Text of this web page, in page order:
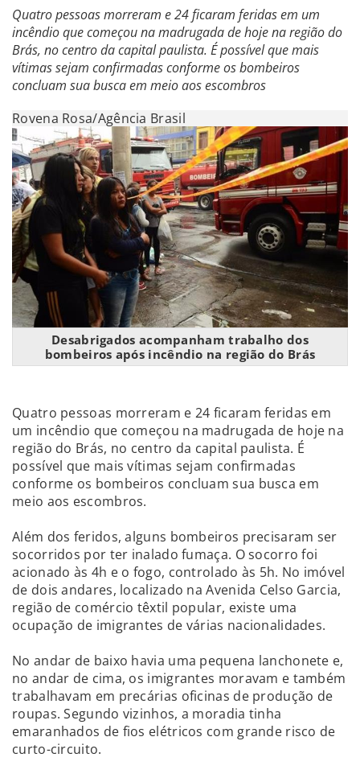
Quatro pessoas morreram e 24 ficaram feridas em um
incêndio que começou na madrugada de hoje na região do
Brás, no centro da capital paulista. É possível que mais
vítimas sejam confirmadas conforme os bombeiros
concluam sua busca em meio aos escombros
Rovena Rosa/Agência Brasil
Desabrigados acompanham trabalho dos
bombeiros após incêndio na região do Brás
Quatro pessoas morreram e 24 ficaram feridas em
um incêndio que começou na madrugada de hoje na
região do Brás, no centro da capital paulista. É
possível que mais vítimas sejam confirmadas
conforme os bombeiros concluam sua busca em
meio aos escombros.
Além dos feridos, alguns bombeiros precisaram ser
socorridos por ter inalado fumaça. O socorro foi
acionado às 4h e o fogo, controlado às 5h. No imóvel
de dois andares, localizado na Avenida Celso Garcia,
região de comércio têxtil popular, existe uma
ocupação de imigrantes de várias nacionalidades.
No andar de baixo havia uma pequena lanchonete e,
no andar de cima, os imigrantes moravam e também
trabalhavam em precárias oficinas de produção de
roupas. Segundo vizinhos, a moradia tinha
emaranhados de fios elétricos com grande risco de
curto-circuito.